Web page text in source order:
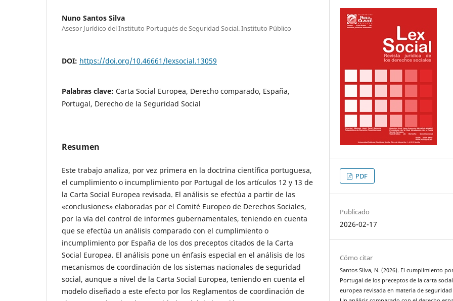
Nuno Santos Silva
Asesor Jurídico del Instituto Portugués de Seguridad Social. Instituto Público
DOI: https://doi.org/10.46661/lexsocial.13059
Palabras clave: Carta Social Europea, Derecho comparado, España,
Portugal, Derecho de la Seguridad Social
Resumen
Este trabajo analiza, por vez primera en la doctrina científica portuguesa,
el cumplimiento o incumplimiento por Portugal de los artículos 12 y 13 de
la Carta Social Europea revisada. El análisis se efectúa a partir de las
«conclusiones» elaboradas por el Comité Europeo de Derechos Sociales,
por la vía del control de informes gubernamentales, teniendo en cuenta
que se efectúa un análisis comparado con el cumplimiento o
incumplimiento por España de los dos preceptos citados de la Carta
Social Europea. El análisis pone un énfasis especial en el análisis de los
mecanismos de coordinación de los sistemas nacionales de seguridad
social, aunque a nivel de la Carta Social Europea, teniendo en cuenta el
modelo diseñado a este efecto por los Reglamentos de coordinación de
PDF
Publicado
2026-02-17
Cómo citar
Santos Silva, N. (2026). El cumplimiento
Portugal de los preceptos de la carta social
europea revisada en materia de seguridad